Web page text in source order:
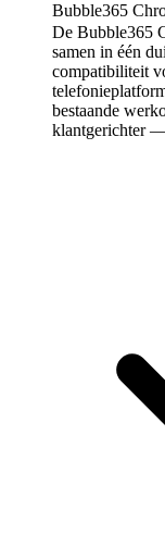
Bubble365
De Bubble365
samen in één
compatibiliteit
bestaande
klantgerichter